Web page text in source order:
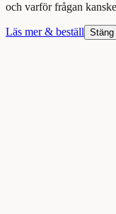
och varför frågan
Läs mer & beställ Stäng